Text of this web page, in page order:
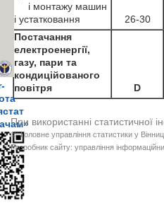
і монтажу машин
і устатковання
26-30
Постачання
електроенергії,
газу, пари та
кондиційованого
повітря
D
При використанні статистичної
© Головне управління статистики у
Розробник сайту: управління